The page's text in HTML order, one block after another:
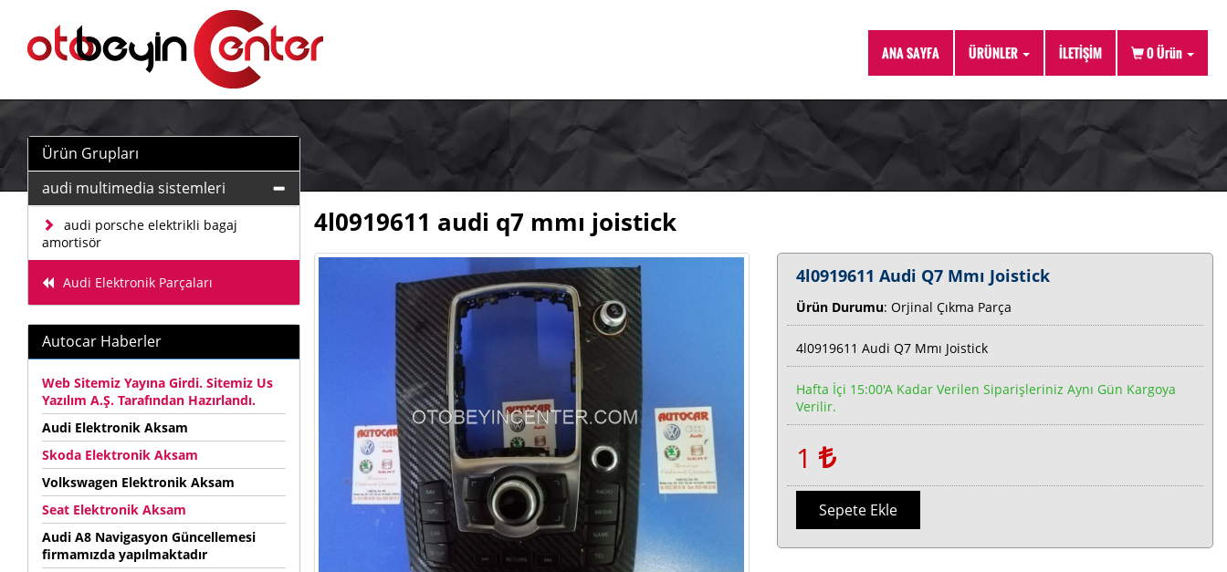
ANA SAYFA ÜRÜNLER İLETİŞİM 0Ürün
Ürün Grupları
audi multimedia sistemleri
audi porsche elektrikli bagaj
amortisör
Audi Elektronik Parçaları
Autocar Haberler
Web Sitemiz Yayına Girdi. Sitemiz Us
Yazılım A.Ş. Tarafından Hazırlandı.
Audi Elektronik Aksam
Skoda Elektronik Aksam
Volkswagen Elektronik Aksam
Seat Elektronik Aksam
Audi A8 Navigasyon Güncellemesi
firmamızda yapılmaktadır
4l0919611 audi q7 mmı joistick
4l0919611 Audi Q7 Mmı Joistick
Ürün Durumu: Orjinal Çıkma Parça
4l0919611 Audi Q7 Mmı Joistick
Hafta İçi 15:00'a Kadar Verilen Siparişleriniz Aynı Gün Kargoya
Verilir.
1
Sepete Ekle